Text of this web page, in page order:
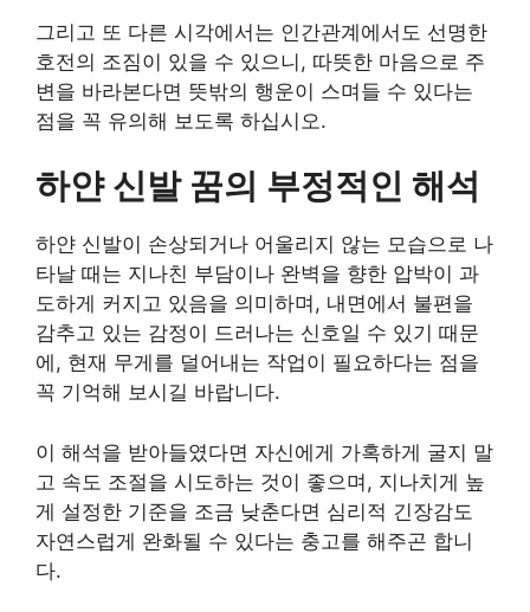
그리고 또 다른 시각에서는 인간관계에서도 선명한
호전의 조짐이 있을 수 있으니, 따뜻한 마음으로 주
변을 바라본다면 뜻밖의 행운이 스며들 수 있다는
점을 꼭 유의해 보도록 하십시오.
하얀 신발 꿈의 부정적인 해석
하얀 신발이 손상되거나 어울리지 않는 모습으로 나
타날 때는 지나친 부담이나 완벽을 향한 압박이 과
도하게 커지고 있음을 의미하며, 내면에서 불편을
감추고 있는 감정이 드러나는 신호일 수 있기 때문
에, 현재 무게를 덜어내는 작업이 필요하다는 점을
꼭 기억해 보시길 바랍니다.
이 해석을 받아들였다면 자신에게 가혹하게 굴지 말
고 속도 조절을 시도하는 것이 좋으며, 지나치게 높
게 설정한 기준을 조금 낮춘다면 심리적 긴장감도
자연스럽게 완화될 수 있다는 충고를 해주곤 합니
다.